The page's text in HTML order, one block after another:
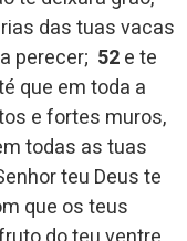
das tuas vacas
perecer; 52e te
que em toda a
e fortes muros,
todas as tuas
teu Deus te
que os teus